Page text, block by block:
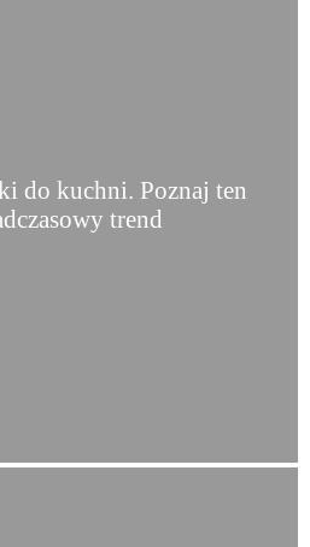
do kuchni. Poznaj ten
trend